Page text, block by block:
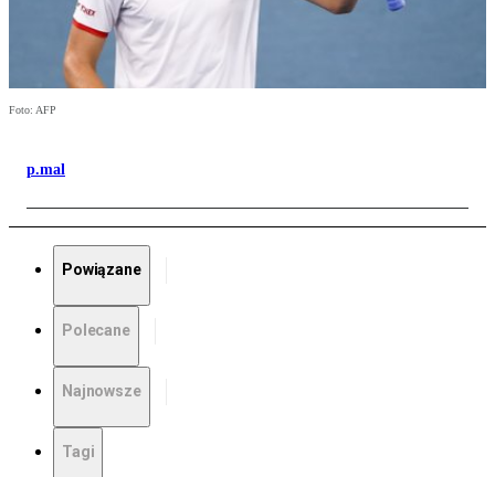
Foto: AFP
p.mal
Powiązane
Polecane
Najnowsze
Tagi